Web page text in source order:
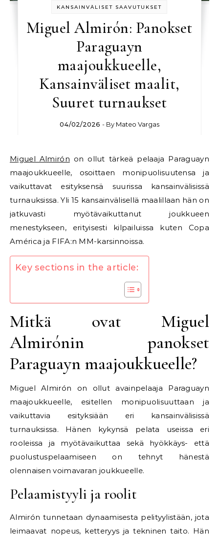
KANSAINVÄLISET SAAVUTUKSET
Miguel Almirón: Panokset
Paraguayn
maajoukkueelle,
Kansainväliset maalit,
Suuret turnaukset
04/02/2026 - By Mateo Vargas
Miguel Almirón on ollut tärkeä pelaaja Paraguayn
maajoukkueelle, osoittaen monipuolisuutensa ja
vaikuttavat esityksensä suurissa kansainvälisissä
turnauksissa. Yli 15 kansainvälisellä maalillaan hän on
jatkuvasti myötävaikuttanut joukkueen
menestykseen, erityisesti kilpailuissa kuten Copa
América ja FIFA:n MM-karsinnoissa.
Key sections in the article:
Mitkä ovat Miguel
Almirónin panokset
Paraguayn maajoukkueelle?
Miguel Almirón on ollut avainpelaaja Paraguayn
maajoukkueelle, esitellen monipuolisuuttaan ja
vaikuttavia esityksiään eri kansainvälisissä
turnauksissa. Hänen kykynsä pelata useissa eri
rooleissa ja myötävaikuttaa sekä hyökkäys- että
puolustuspelaamiseen on tehnyt hänestä
olennaisen voimavaran joukkueelle.
Pelaamistyyli ja roolit
Almirón tunnetaan dynaamisesta pelityylistään, jota
leimaavat nopeus, ketteryys ja tekninen taito. Hän